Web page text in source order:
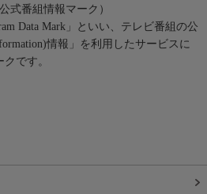
式番組情報マーク）
Data Mark」といい、テレビ番組の公
情報」を利用したサービスに
です。